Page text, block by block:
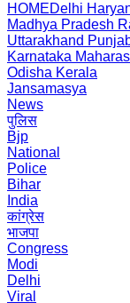
HOMEDelhi
Madhya Pradesh
Uttarakhand
Karnataka
Odisha Kerala
Jansamasya
News
पुलिस
Bjp
National
Police
Bihar
India
कांग्रेस
भाजपा
Congress
Modi
Delhi
Viral